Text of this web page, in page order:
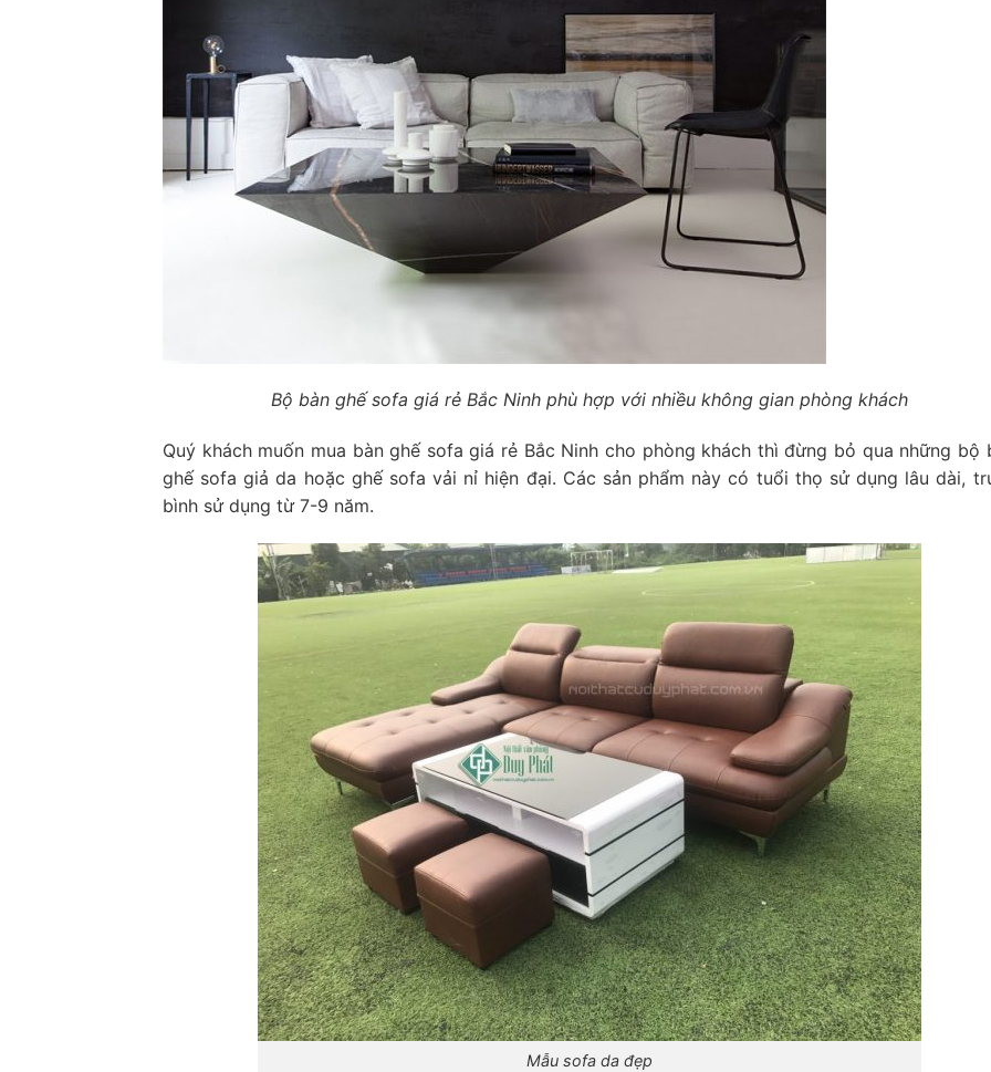
Bộ bàn ghế sofa giá rẻ Bắc Ninh phù hợp với nhiều không gian phòng khách
Quý khách muốn mua bàn ghế sofa giá rẻ Bắc Ninh cho phòng khách thì đừng bỏ qua những bộ
ghế sofa giả da hoặc ghế sofa vải nỉ hiện đại. Các sản phẩm này có tuổi thọ sử dụng lâu dài,
bình sử dụng từ 7-9 năm.
Mẫu sofa da đẹp